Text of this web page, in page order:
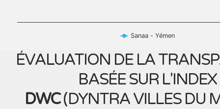
Sanaa - Yémen
ÉVALUATION DE LA
BASÉE SUR L'INDEX
DWC(DYNTRA VILLES DU